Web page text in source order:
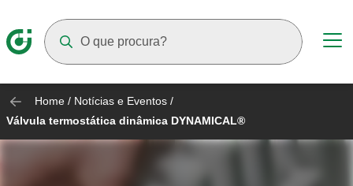
Home / Notícias e Eventos /
Válvula termostática dinâmica DYNAMICAL®